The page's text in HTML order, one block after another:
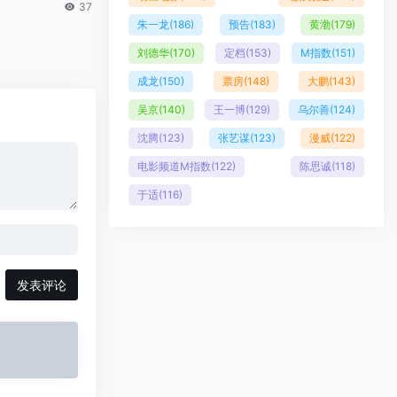
37
发表评论
朱一龙(186) 预告(183) 黄渤(179)
刘德华(170) 定档(153) M指数(151)
成龙(150) 票房(148) 大鹏(143)
吴京(140) 王一博(129) 乌尔善(124)
沈腾(123) 张艺谋(123) 漫威(122)
电影频道M指数(122) 陈思诚(118)
于适(116)